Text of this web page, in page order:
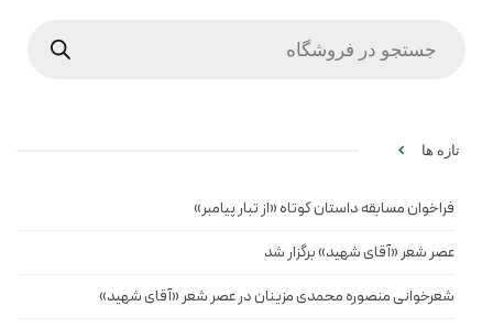
تازه ها
فراخوان مسابقه داستان کوتاه «از تبار پیامبر»
عصر شعر «آقای شهید» برگزار شد
شعرخوانی منصوره محمدی مزینان در عصر شعر «آقای شهید»